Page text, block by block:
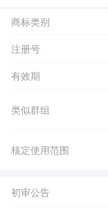
商标类别
注册号
有效期
类似群组
核定使用范围
初审公告